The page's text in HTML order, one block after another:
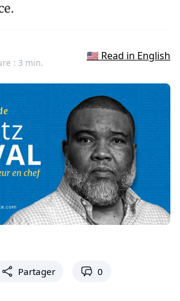
: 3 min.
🇺🇸 Read in English
Partager 0